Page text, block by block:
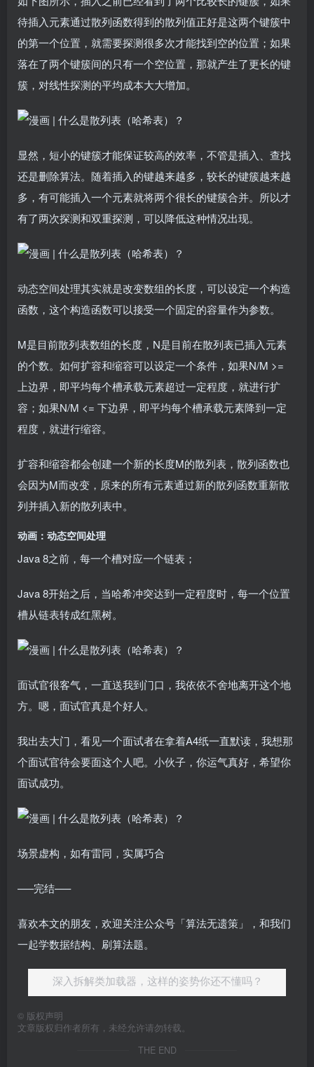
待插入元素通过散列函数得到的散列值正好是这两个键簇中
的第一个位置，就需要探测很多次才能找到空的位置；如果
落在了两个键簇间的只有一个空位置，那就产生了更长的键
簇，对线性探测的平均成本大大增加。
显然，短小的键簇才能保证较高的效率，不管是插入、查找
还是删除算法。随着插入的键越来越多，较长的键簇越来越
多，有可能插入一个元素就将两个很长的键簇合并。所以才
有了两次探测和双重探测，可以降低这种情况出现。
动态空间处理其实就是改变数组的长度，可以设定一个构造
函数，这个构造函数可以接受一个固定的容量作为参数。
M是目前散列表数组的长度，N是目前在散列表已插入元素
的个数。如何扩容和缩容可以设定一个条件，如果N/M >=
上边界，即平均每个槽承载元素超过一定程度，就进行扩
容；如果N/M <= 下边界，即平均每个槽承载元素降到一定
程度，就进行缩容。
扩容和缩容都会创建一个新的长度M的散列表，散列函数也
会因为M而改变，原来的所有元素通过新的散列函数重新散
列并插入新的散列表中。
动画：动态空间处理
Java 8之前，每一个槽对应一个链表；
Java 8开始之后，当哈希冲突达到一定程度时，每一个位置
槽从链表转成红黑树。
面试官很客气，一直送我到门口，我依依不舍地离开这个地
方。嗯，面试官真是个好人。
我出去大门，看见一个面试者在拿着A4纸一直默读，我想那
个面试官待会要面这个人吧。小伙子，你运气真好，希望你
面试成功。
场景虚构，如有雷同，实属巧合
—–完结—–
喜欢本文的朋友，欢迎关注公众号「算法无遗策」，和我们
一起学数据结构、刷算法题。
深入拆解类加载器，这样的姿势你还不懂吗？
© 版权声明
文章版权归作者所有，未经允许请勿转载。
THE END